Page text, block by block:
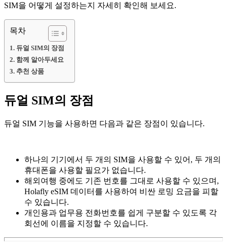
SIM을 어떻게 설정하는지 자세히 확인해 보세요.
목차
듀얼 SIM의 장점
함께 알아두세요
추천 상품
듀얼 SIM의 장점
듀얼 SIM 기능을 사용하면 다음과 같은 장점이 있습니다.
하나의 기기에서 두 개의 SIM을 사용할 수 있어, 두 개의
휴대폰을 사용할 필요가 없습니다.
해외여행 중에도 기존 번호를 그대로 사용할 수 있으며,
Holafly eSIM 데이터를 사용하여 비싼 로밍 요금을 피할
수 있습니다.
개인용과 업무용 전화번호를 쉽게 구분할 수 있도록 각
회선에 이름을 지정할 수 있습니다.